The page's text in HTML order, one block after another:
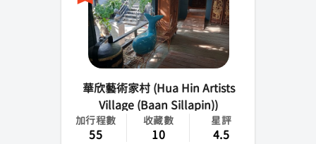
華欣藝術家村 (Hua Hin Artists
Village (Baan Sillapin))
加行程數
55
收藏數
10
星評
4.5